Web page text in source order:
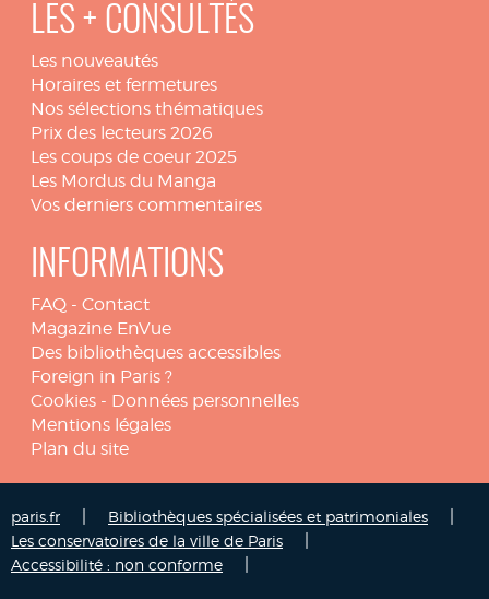
LES + CONSULTÉS
Les nouveautés
Horaires et fermetures
Nos sélections thématiques
Prix des lecteurs 2026
Les coups de coeur 2025
Les Mordus du Manga
Vos derniers commentaires
INFORMATIONS
FAQ - Contact
Magazine EnVue
Des bibliothèques accessibles
Foreign in Paris ?
Cookies - Données personnelles
Mentions légales
Plan du site
paris.fr Bibliothèques spécialisées et patrimoniales
Les conservatoires de la ville de Paris
Accessibilité : non conforme